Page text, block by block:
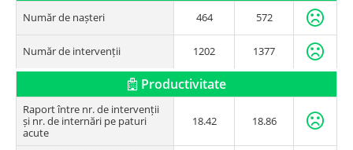
Număr de nașteri 464 572
Număr de intervenții 1202 1377
Productivitate
Raport între nr. de intervenții
și nr. de internări pe paturi
acute
18.42 18.86